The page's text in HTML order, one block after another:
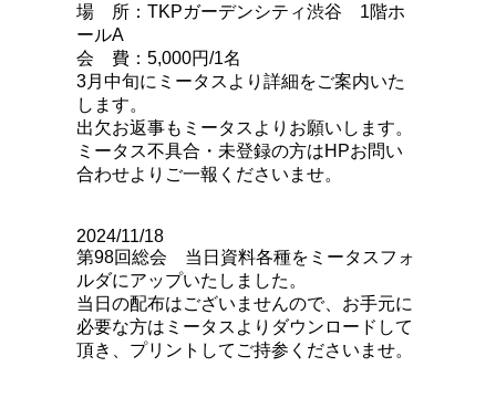
場 所：TKPガーデンシティ渋谷 1階ホ
ールA
会 費：5,000円/1名
3月中旬にミータスより詳細をご案内いた
します。
出欠お返事もミータスよりお願いします。
ミータス不具合・未登録の方はHPお問い
合わせよりご一報くださいませ。
2024/11/18
第98回総会 当日資料各種をミータスフォ
ルダにアップいたしました。
当日の配布はございませんので、お手元に
必要な方はミータスよりダウンロードして
頂き、プリントしてご持参くださいませ。